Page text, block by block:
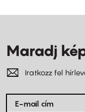
Maradj
Iratkozz fel